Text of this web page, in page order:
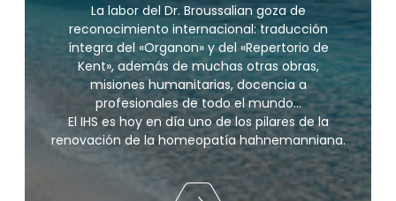
La labor del Dr. Broussalian goza de
reconocimiento internacional: traducción
íntegra del «Organon» y del «Repertorio de
Kent», además de muchas otras obras,
misiones humanitarias, docencia a
profesionales de todo el mundo…
El IHS es hoy en día uno de los pilares de la
renovación de la homeopatía hahnemanniana.